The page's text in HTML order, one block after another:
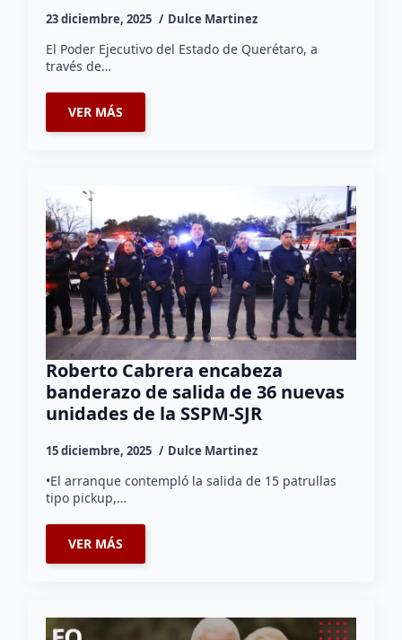
23 diciembre, 2025 Dulce Martinez
El Poder Ejecutivo del Estado de Querétaro, a
través de…
VER MÁS
Roberto Cabrera encabeza
banderazo de salida de 36 nuevas
unidades de la SSPM-SJR
15 diciembre, 2025 Dulce Martinez
•El arranque contempló la salida de 15 patrullas
tipo pickup,…
VER MÁS